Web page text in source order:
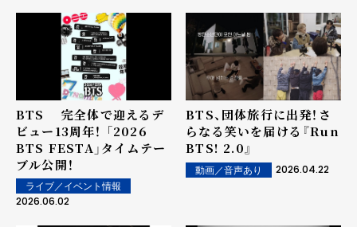
BTS 完全体で迎えるデ
ビュー13周年！ 「2026
BTS FESTA」タイムテー
ブル公開！
ライブ／イベント情報
2026.06.02
BTS、団体旅行に出発！さ
らなる笑いを届ける『Run
BTS! 2.0』
動画／音声あり 2026.04.22